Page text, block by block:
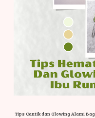
Tips Cantik dan Glowing Alami